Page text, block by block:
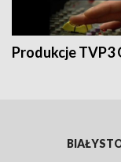
Produkcje TVP3